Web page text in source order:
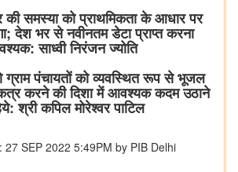
समस्या को प्राथमिकता के आधार पर
देश भर से नवीनतम डेटा प्राप्त करना
साध्वी निरंजन ज्योति
ग्राम पंचायतों को व्यवस्थित रूप से भूजल
करने की दिशा में आवश्यक कदम उठाने
श्री कपिल मोरेश्वर पाटिल
27 SEP 2022 5:49PM by PIB Delhi